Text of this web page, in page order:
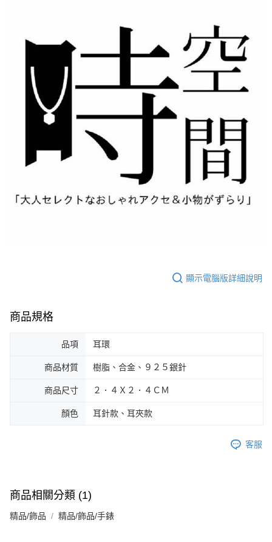
顯示電腦版詳細說明
商品規格
品項 耳環
商品材質 樹脂、合金、９２５銀針
商品尺寸 ２．４Ｘ２．４ＣＭ
顏色 耳針款、耳夾款
客服
商品相關分類 (1)
精品/飾品 精品/飾品/手錶